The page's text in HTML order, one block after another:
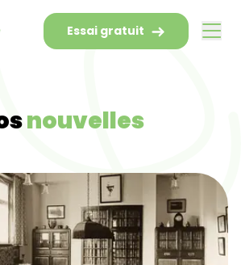
Essai gratuit
nouvelles